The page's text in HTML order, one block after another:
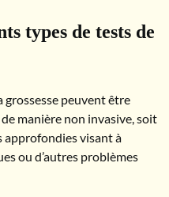
types de tests de
grossesse peuvent être
manière non invasive, soit
approfondies visant à
ou d’autres problèmes